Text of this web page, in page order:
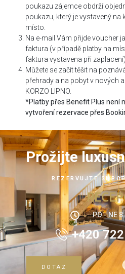
poukazu zájemce obdrží
poukazu, který je vystavený
místo.
Na e-mail Vám přijde voucher
faktura (v případě platby na
faktura vystavena při zaplacení).
Můžete se začít těšit na
přehrady a na pobyt v nových
KORZO LIPNO.
*Platby přes Benefit Plus není
vytvoření rezervace přes
Prožijte
REZERVUJTE SI
PO - NE
+420
DOTAZ